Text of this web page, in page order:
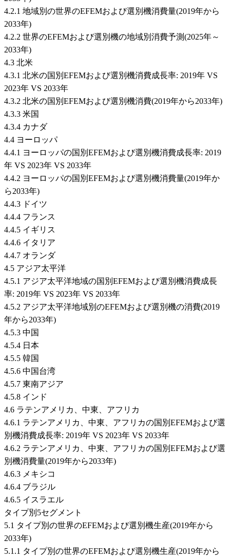
4.2.1 地域別の世界のEFEMおよび選別機消費量(2019年から
2033年)
4.2.2 世界のEFEMおよび選別機の地域別消費予測(2025年～
2033年)
4.3 北米
4.3.1 北米の国別EFEMおよび選別機消費成長率: 2019年 VS
2023年 VS 2033年
4.3.2 北米の国別EFEMおよび選別機消費(2019年から2033年)
4.3.3 米国
4.3.4 カナダ
4.4 ヨーロッパ
4.4.1 ヨーロッパの国別EFEMおよび選別機消費成長率: 2019
年 VS 2023年 VS 2033年
4.4.2 ヨーロッパの国別EFEMおよび選別機消費量(2019年か
ら2033年)
4.4.3 ドイツ
4.4.4 フランス
4.4.5 イギリス
4.4.6 イタリア
4.4.7 オランダ
4.5 アジア太平洋
4.5.1 アジア太平洋地域の国別EFEMおよび選別機消費成長
率: 2019年 VS 2023年 VS 2033年
4.5.2 アジア太平洋地域別のEFEMおよび選別機の消費(2019
年から2033年)
4.5.3 中国
4.5.4 日本
4.5.5 韓国
4.5.6 中国台湾
4.5.7 東南アジア
4.5.8 インド
4.6 ラテンアメリカ、中東、アフリカ
4.6.1 ラテンアメリカ、中東、アフリカの国別EFEMおよび選
別機消費成長率: 2019年 VS 2023年 VS 2033年
4.6.2 ラテンアメリカ、中東、アフリカの国別EFEMおよび選
別機消費量(2019年から2033年)
4.6.3 メキシコ
4.6.4 ブラジル
4.6.5 イスラエル
タイプ別5セグメント
5.1 タイプ別の世界のEFEMおよび選別機生産(2019年から
2033年)
5.1.1 タイプ別の世界のEFEMおよび選別機生産(2019年から